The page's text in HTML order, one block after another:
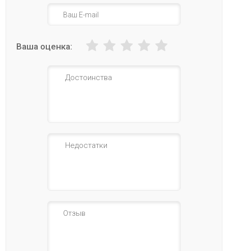
Ваша оценка: